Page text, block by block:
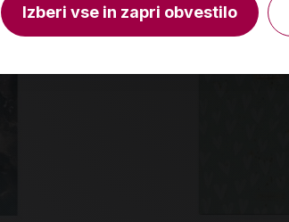
Izberi vse in zapri obvestilo